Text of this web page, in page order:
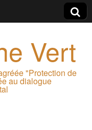
Vert
"Protection de
au dialogue